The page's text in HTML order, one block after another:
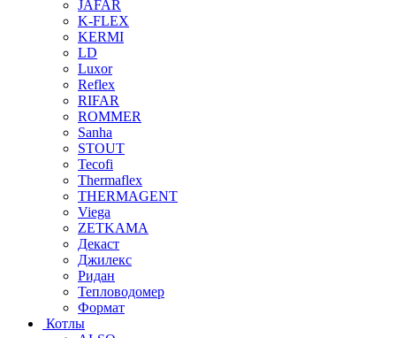
JAFAR
K-FLEX
KERMI
LD
Luxor
Reflex
RIFAR
ROMMER
Sanha
STOUT
Tecofi
Thermaflex
THERMAGENT
Viega
ZETKAMA
Декаст
Джилекс
Ридан
Тепловодомер
Формат
Котлы